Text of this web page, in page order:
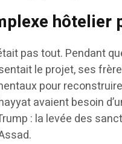
hôtelier
pas tout. Pendant
le projet, ses
pour
avaient besoin
: la levée des